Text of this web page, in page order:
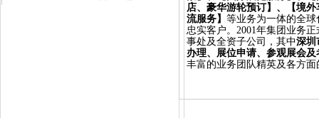
店、豪华游轮预订】、【境
流服务】 等业务为一体的全
忠实客户。2001年集团业务
事处及全资子公司，其中深圳
办理、展位申请、参观展会
丰富的业务团队精英及各方